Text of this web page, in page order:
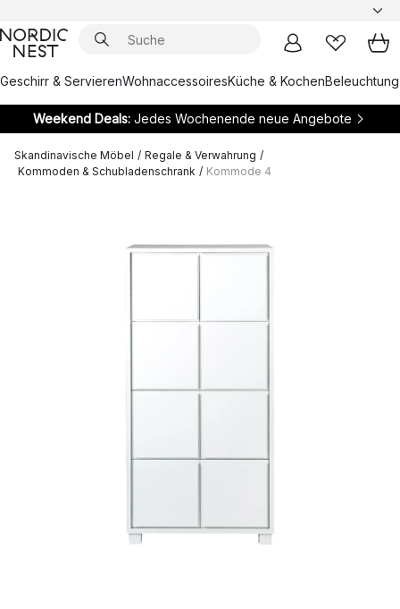
Geschirr & ServierenWohnaccessoiresKüche & KochenBeleuchtung
Weekend Deals:Jedes Wochenende neue Angebote
Skandinavische Möbel / Regale & Verwahrung /
Kommoden & Schubladenschrank / Kommode 4